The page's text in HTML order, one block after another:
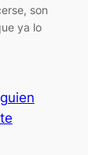
son
ya lo